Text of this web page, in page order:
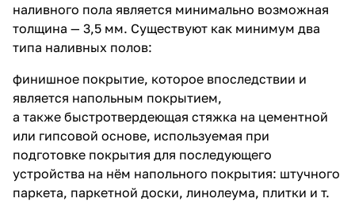
наливного пола является минимально возможная
толщина — 3,5 мм. Существуют как минимум два
типа наливных полов:
финишное покрытие, которое впоследствии и
является напольным покрытием,
а также быстротвердеющая стяжка на цементной
или гипсовой основе, используемая при
подготовке покрытия для последующего
устройства на нём напольного покрытия: штучного
паркета, паркетной доски, линолеума, плитки и т.